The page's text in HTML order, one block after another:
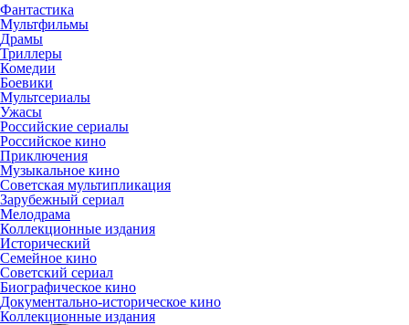
Фантастика
Мультфильмы
Драмы
Триллеры
Комедии
Боевики
Мультсериалы
Ужасы
Российские сериалы
Российское кино
Приключения
Музыкальное кино
Советская мультипликация
Зарубежный сериал
Мелодрама
Коллекционные издания
Исторический
Семейное кино
Советский сериал
Биографическое кино
Документально-историческое кино
Коллекционные издания